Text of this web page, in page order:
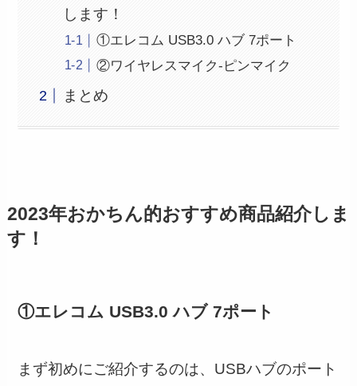
します！
①エレコム USB3.0 ハブ 7ポート
②ワイヤレスマイク-ピンマイク
まとめ
2023年おかちん的おすすめ商品紹介しま
す！
①エレコム USB3.0 ハブ 7ポート
まず初めにご紹介するのは、USBハブのポート